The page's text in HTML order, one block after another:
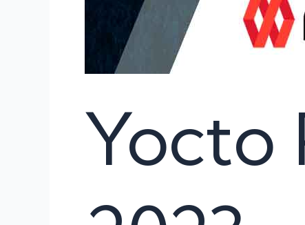
Yocto